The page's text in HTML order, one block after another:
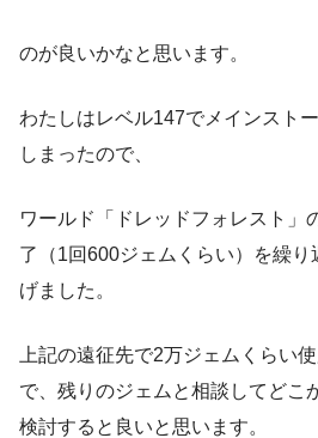
のが良いかなと思います。
わたしはレベル147でメインスト
しまったので、
ワールド「ドレッドフォレスト」
了（1回600ジェムくらい）を繰り
げました。
上記の遠征先で2万ジェムくらい
で、残りのジェムと相談してどこ
検討すると良いと思います。